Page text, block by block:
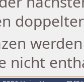
nicht